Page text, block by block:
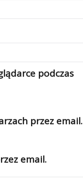
podczas
przez email.
email.